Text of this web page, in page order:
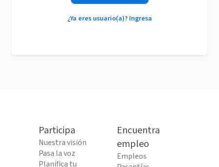
¿Ya eres usuario(a)? Ingresa
Participa
Nuestra visión
Pasa la voz
Planifica tu
Encuentra
empleo
Empleos